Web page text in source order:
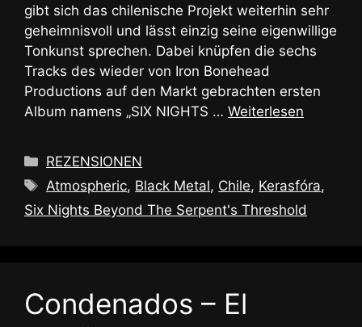
gibt sich das chilenische Projekt weiterhin sehr
geheimnisvoll und lässt einzig seine eigenwillige
Tonkunst sprechen. Dabei knüpfen die sechs
Tracks des wieder von Iron Bonehead
Productions auf den Markt gebrachten ersten
Album namens „SIX NIGHTS … Weiterlesen
Kategorien
REZENSIONEN
Schlagwörter
Atmospheric, Black Metal, Chile, Kerasfóra,
Six Nights Beyond The Serpent's Threshold
Condenados – El